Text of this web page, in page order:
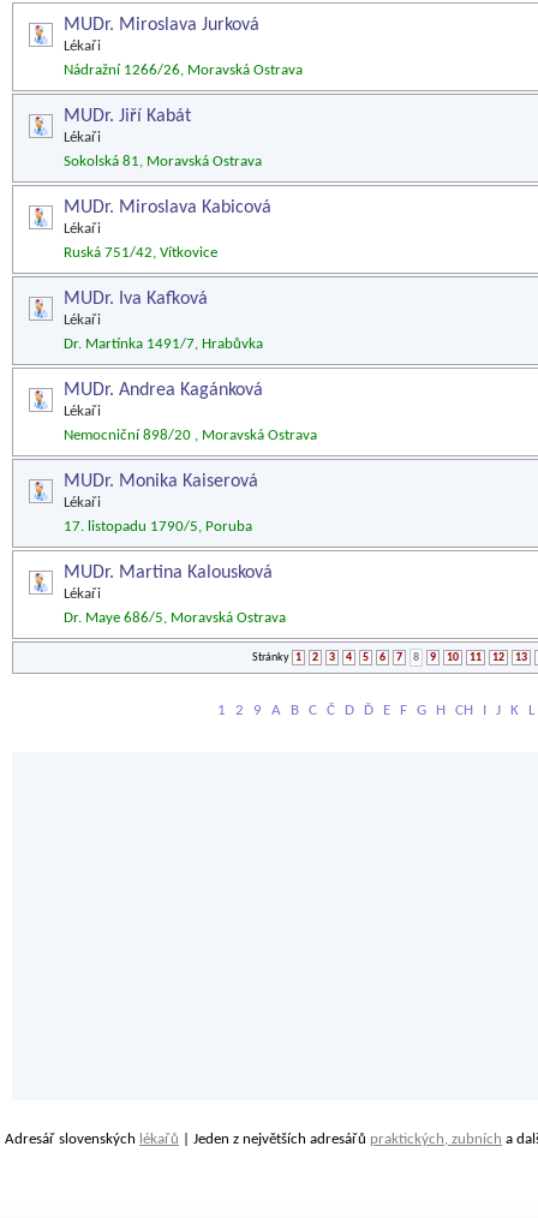
MUDr. Miroslava Jurková
Lékaři
Nádražní 1266/26, Moravská Ostrava
MUDr. Jiří Kabát
Lékaři
Sokolská 81, Moravská Ostrava
MUDr. Miroslava Kabicová
Lékaři
Ruská 751/42, Vítkovice
MUDr. Iva Kafková
Lékaři
Dr. Martínka 1491/7, Hrabůvka
MUDr. Andrea Kagánková
Lékaři
Nemocniční 898/20 , Moravská Ostrava
MUDr. Monika Kaiserová
Lékaři
17. listopadu 1790/5, Poruba
MUDr. Martina Kalousková
Lékaři
Dr. Maye 686/5, Moravská Ostrava
Stránky 1 2 3 4 5 6 7 8 9 10 11 12 13
1 2 9 A B C Č D Ď E F G H CH I J K L
Adresář slovenských lékařů | Jeden z největších adresářů praktických, zubních a